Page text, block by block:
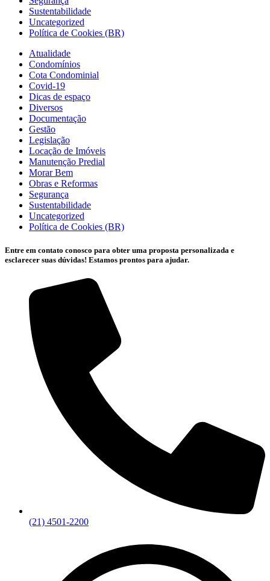
Sustentabilidade
Uncategorized
Política de Cookies (BR)
Atualidade
Condomínios
Cota Condominial
Covid-19
Dicas de espaço
Diversos
Documentação
Gestão
Legislação
Locação de Imóveis
Manutenção Predial
Morar Bem
Obras e Reformas
Segurança
Sustentabilidade
Uncategorized
Política de Cookies (BR)
Entre em contato conosco para obter uma proposta personalizada e
esclarecer suas dúvidas! Estamos prontos para ajudar.
(21) 4501-2200